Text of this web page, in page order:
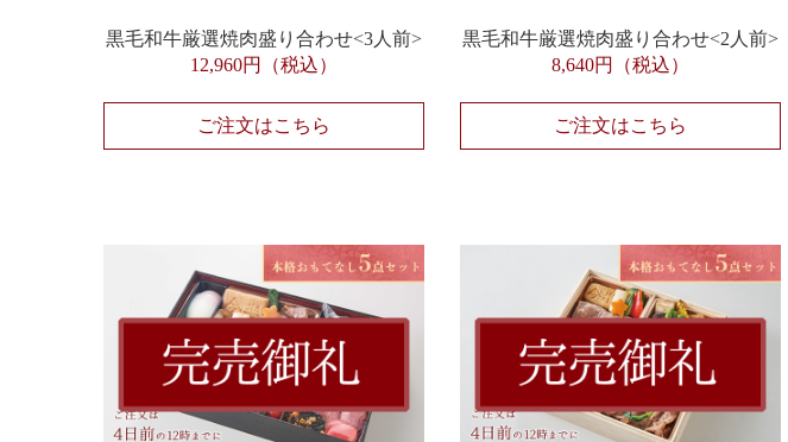
黒毛和牛厳選焼肉盛り合わせ<3人前>
12,960円（税込）
ご注文はこちら
黒毛和牛厳選焼肉盛り合わせ<2人前>
8,640円（税込）
ご注文はこちら